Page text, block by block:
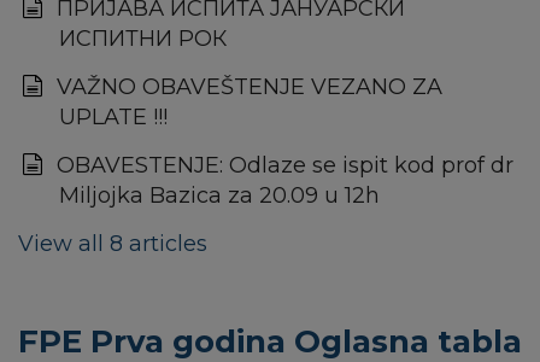
ПРИЈАВА ИСПИТА ЈАНУАРСКИ
ИСПИТНИ РОК
VAŽNO OBAVEŠTENJE VEZANO ZA
UPLATE !!!
OBAVESTENJE: Odlaze se ispit kod prof dr
Miljojka Bazica za 20.09 u 12h
View all 8 articles
FPE Prva godina Oglasna tabla